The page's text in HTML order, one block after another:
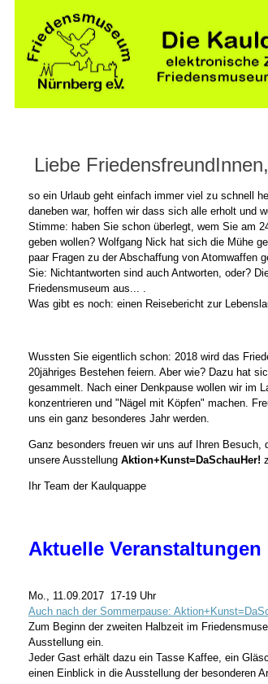
Liebe FriedensfreundInnen,
so ein Urlaub geht einfach immer viel zu schnell
daneben war, hoffen wir dass sich alle erholt und
Stimme: haben Sie schon überlegt, wem Sie am
geben wollen? Wolfgang Nick hat sich die Mühe
paar Fragen zu der Abschaffung von Atomwaffen
Sie: Nichtantworten sind auch Antworten, oder?
Friedensmuseum aus... .
Was gibt es noch: einen Reisebericht zur
Wussten Sie eigentlich schon: 2018 wird das
20jähriges Bestehen feiern. Aber wie? Dazu hat
gesammelt. Nach einer Denkpause wollen wir im
konzentrieren und "Nägel mit Köpfen" machen.
uns ein ganz besonderes Jahr werden.
Ganz besonders freuen wir uns auf Ihren
unsere Ausstellung Aktion+Kunst=DaSchauHer!
Ihr Team der Kaulquappe
Aktuelle
Mo., 11.09.2017 17-19 Uhr
Auch nach der Sommerpause:
Zum Beginn der zweiten Halbzeit im
Ausstellung ein.
Jeder Gast erhält dazu ein Tasse Kaffee, ein
einen Einblick in die Ausstellung der besonderen